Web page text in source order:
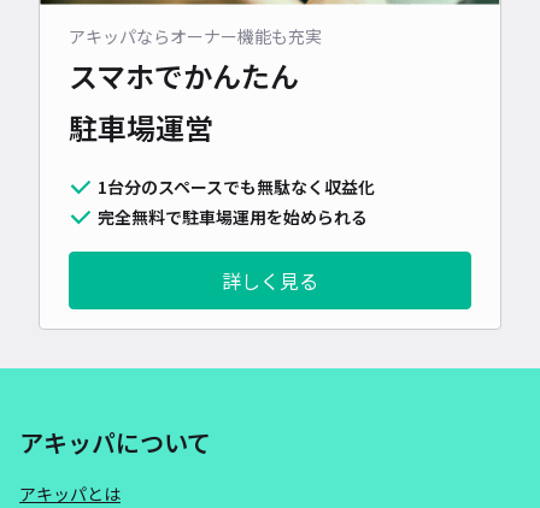
アキッパならオーナー機能も充実
スマホでかんたん
駐車場運営
1台分のスペースでも無駄なく収益化
完全無料で駐車場運用を始められる
詳しく見る
アキッパについて
アキッパとは